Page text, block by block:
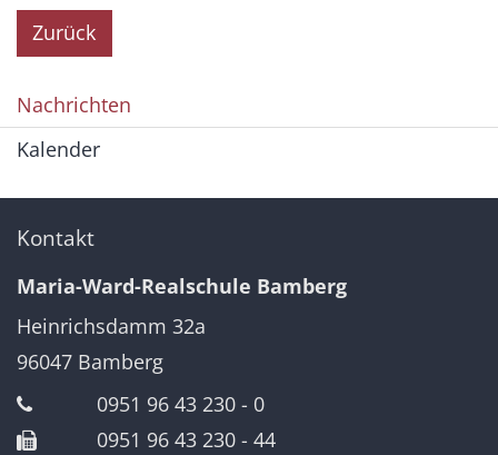
Zurück
Nachrichten
Kalender
Kontakt
Maria-Ward-Realschule Bamberg
Heinrichsdamm 32a
96047 Bamberg
0951 96 43 230 - 0
0951 96 43 230 - 44